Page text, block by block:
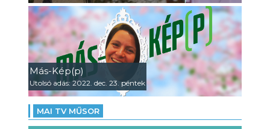
Más-Kép(p)
Utolsó adás: 2022. dec. 23. péntek
MAI TV MŰSOR